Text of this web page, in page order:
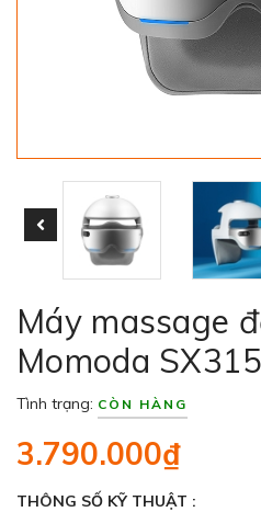
Máy massage
Momoda SX315
Tình trạng: CÒN HÀNG
3.790.000₫
THÔNG SỐ KỸ THUẬT :